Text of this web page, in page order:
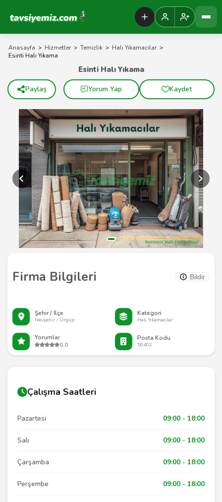
Tavsiyemiz Anasayfa
Anasayfa > Hizmetler > Temizlik > Halı Yıkamacılar >
Esinti Halı Yıkama
Firma Bilgileri Bildir
Şehir / İlçe
Nevşehir / Ürgüp
Kategori
Halı Yıkamacılar
Yorumlar
0.0
Posta Kodu
50402
Esinti Halı Yıkama
Paylaş Yorum Yap Kaydet
Çalışma Saatleri
Pazartesi 09:00 - 18:00
Salı 09:00 - 18:00
Çarşamba 09:00 - 18:00
Perşembe 09:00 - 18:00